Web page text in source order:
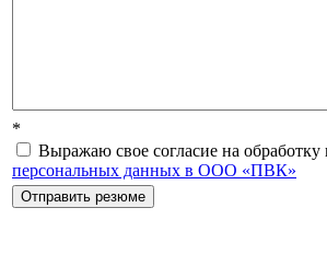
*
Выражаю свое согласие на
персональных данных в ООО «ПВК»